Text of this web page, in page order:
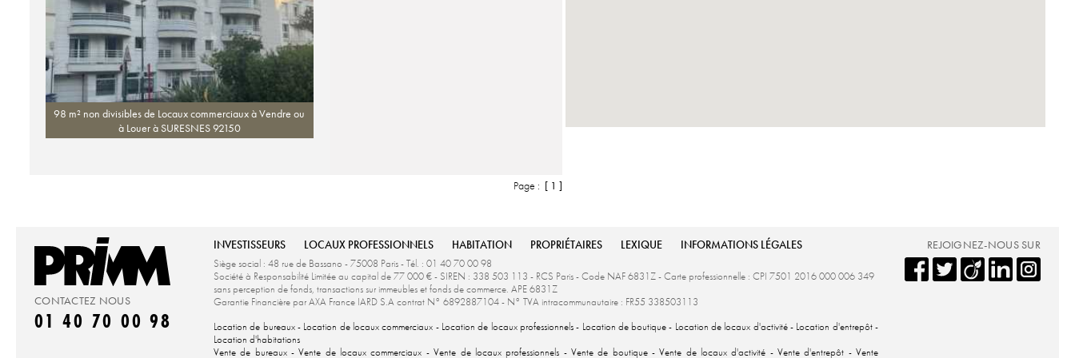
98 m² non divisibles de Locaux commerciaux à Vendre ou
à Louer à SURESNES 92150
Page : [ 1 ]
CONTACTEZ NOUS
01 40 70 00 98
INVESTISSEURS LOCAUX PROFESSIONNELS HABITATION PROPRIÉTAIRES LEXIQUE INFORMATIONS LÉGALES
Siège social : 48 rue de Bassano - 75008 Paris - Tél. : 01 40 70 00 98
Société à Responsabilité Limitée au capital de 77 000 € - SIREN : 338 503 113 - RCS Paris - Code NAF 6831Z - Carte professionnelle : CPI 7501 2016 000 006 349
sans perception de fonds, transactions sur immeubles et fonds de commerce. APE 6831Z
Garantie Financière par AXA France IARD S.A contrat N° 6892887104 - N° TVA intracommunautaire : FR55 338503113
Location de bureaux- Location de locaux commerciaux - Location de locaux professionnels- Location de boutique- Location de locaux d'activité- Location d'entrepôt-
Location d'habitations
Vente de bureaux-Vente de locaux commerciaux -Vente de locaux professionnels - Vente de boutique-Vente de locaux d'activité -Vente d'entrepôt -Vente
REJOIGNEZ-NOUS SUR